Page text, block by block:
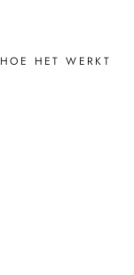
HOE HET WERKT